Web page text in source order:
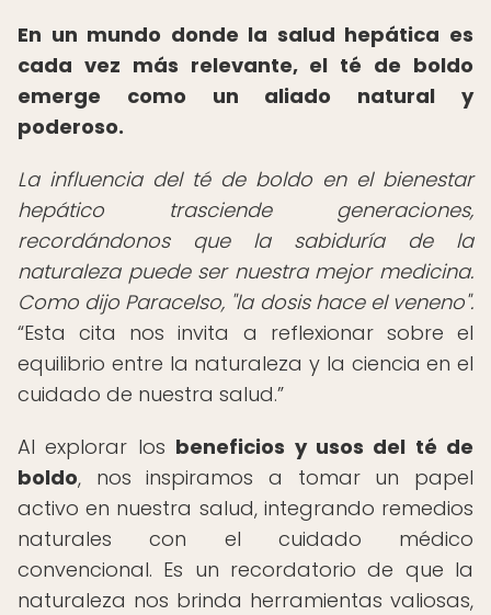
En un mundo donde la salud hepática es
cada vez más relevante, el té de boldo
emerge como un aliado natural y
poderoso.
La influencia del té de boldo en el bienestar
hepático trasciende generaciones,
recordándonos que la sabiduría de la
naturaleza puede ser nuestra mejor medicina.
Como dijo Paracelso, "la dosis hace el veneno".
Esta cita nos invita a reflexionar sobre el
equilibrio entre la naturaleza y la ciencia en el
cuidado de nuestra salud.
Al explorar los beneficios y usos del té de
boldo, nos inspiramos a tomar un papel
activo en nuestra salud, integrando remedios
naturales con el cuidado médico
convencional. Es un recordatorio de que la
naturaleza nos brinda herramientas valiosas,